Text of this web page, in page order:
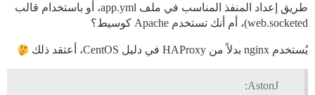
طريق إعداد المنفذ المناسب في ملف app.yml، أو باستخدام قالب
web.socketed)، أم أنك تستخدم Apache كوسيط؟
يُستخدم nginx بدلاً من HAProxy في دليل CentOS، أعتقد ذلك
AstonJ: